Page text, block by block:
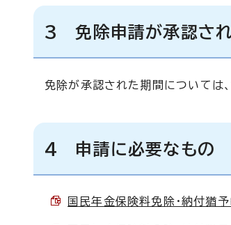
3 免除申請が承認さ
免除が承認された期間については
4 申請に必要なもの
国民年金保険料免除・納付猶